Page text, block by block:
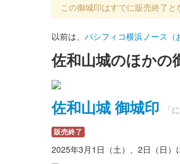
この御城印はすでに販売終了と
以前は、 パシフィコ横浜ノース（
佐和山城のほかの
佐和山城 御城印 「
販売終了
2025年3月1日（土）、2日（日）